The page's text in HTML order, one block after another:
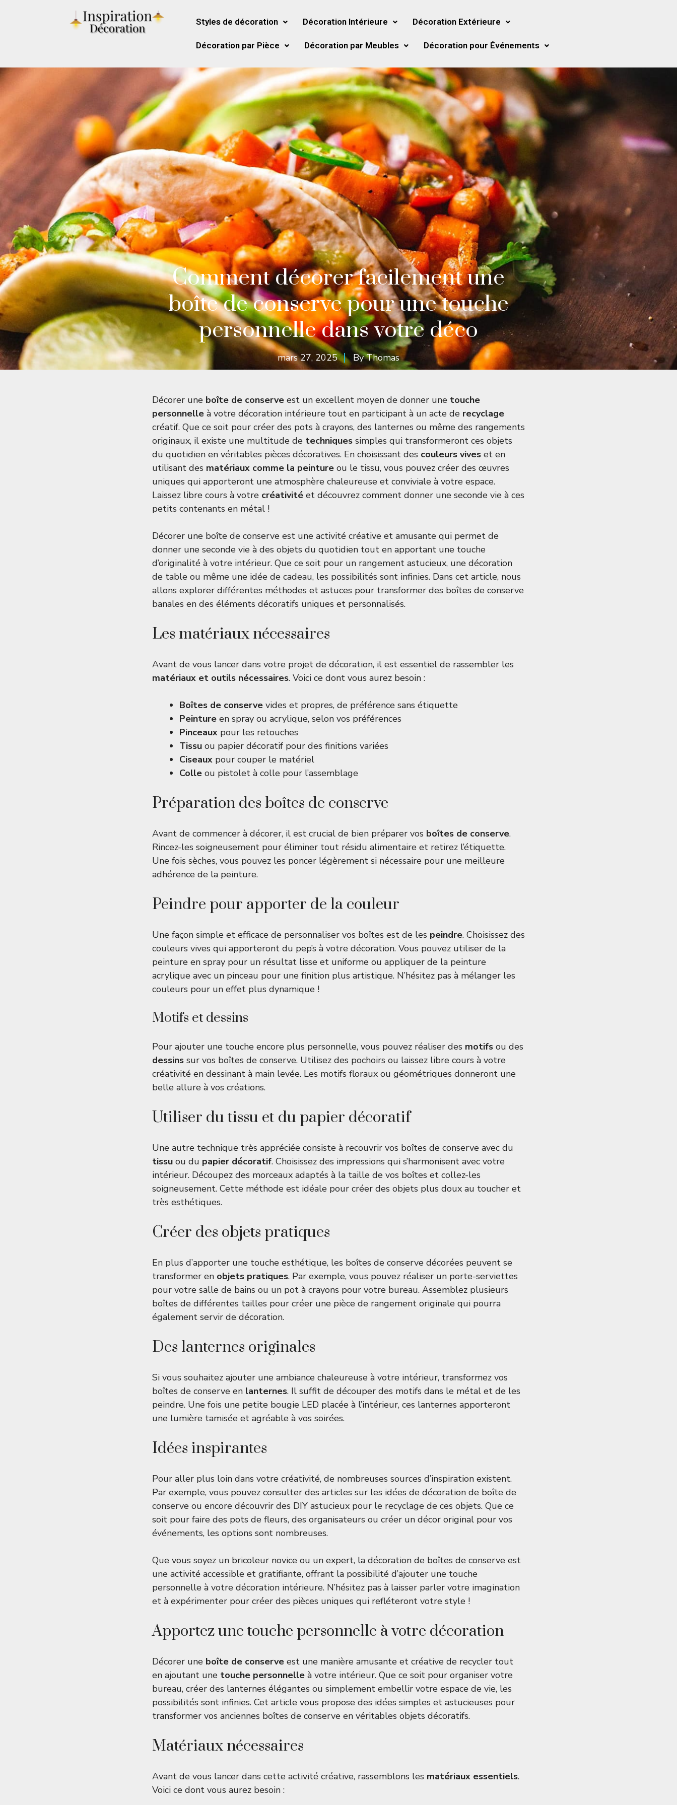
Styles de décoration Décoration Intérieure Décoration Extérieure
Décoration par Pièce Décoration par Meubles Décoration pour Événements
Comment décorer facilement une
boîte de conserve pour une touche
personnelle dans votre déco
mars 27, 2025 ByThomas
Décorer une boîte de conserve est un excellent moyen de donner une touche
personnelle à votre décoration intérieure tout en participant à un acte de recyclage
créatif. Que ce soit pour créer des pots à crayons, des lanternes ou même des rangements
originaux, il existe une multitude de techniques simples qui transformeront ces objets
du quotidien en véritables pièces décoratives. En choisissant des couleurs vives et en
utilisant des matériaux comme la peinture ou le tissu, vous pouvez créer des œuvres
uniques qui apporteront une atmosphère chaleureuse et conviviale à votre espace.
Laissez libre cours à votre créativité et découvrez comment donner une seconde vie à ces
petits contenants en métal !
Décorer une boîte de conserve est une activité créative et amusante qui permet de
donner une seconde vie à des objets du quotidien tout en apportant une touche
d’originalité à votre intérieur. Que ce soit pour un rangement astucieux, une décoration
de table ou même une idée de cadeau, les possibilités sont infinies. Dans cet article, nous
allons explorer différentes méthodes et astuces pour transformer des boîtes de conserve
banales en des éléments décoratifs uniques et personnalisés.
Les matériaux nécessaires
Avant de vous lancer dans votre projet de décoration, il est essentiel de rassembler les
matériaux et outils nécessaires. Voici ce dont vous aurez besoin :
Boîtes de conserve vides et propres, de préférence sans étiquette
Peinture en spray ou acrylique, selon vos préférences
Pinceaux pour les retouches
Tissu ou papier décoratif pour des finitions variées
Ciseaux pour couper le matériel
Colle ou pistolet à colle pour l’assemblage
Préparation des boîtes de conserve
Avant de commencer à décorer, il est crucial de bien préparer vos boîtes de conserve.
Rincez-les soigneusement pour éliminer tout résidu alimentaire et retirez l’étiquette.
Une fois sèches, vous pouvez les poncer légèrement si nécessaire pour une meilleure
adhérence de la peinture.
Peindre pour apporter de la couleur
Une façon simple et efficace de personnaliser vos boîtes est de les peindre. Choisissez des
couleurs vives qui apporteront du pep’s à votre décoration. Vous pouvez utiliser de la
peinture en spray pour un résultat lisse et uniforme ou appliquer de la peinture
acrylique avec un pinceau pour une finition plus artistique. N’hésitez pas à mélanger les
couleurs pour un effet plus dynamique !
Motifs et dessins
Pour ajouter une touche encore plus personnelle, vous pouvez réaliser des motifs ou des
dessins sur vos boîtes de conserve. Utilisez des pochoirs ou laissez libre cours à votre
créativité en dessinant à main levée. Les motifs floraux ou géométriques donneront une
belle allure à vos créations.
Utiliser du tissu et du papier décoratif
Une autre technique très appréciée consiste à recouvrir vos boîtes de conserve avec du
tissu ou du papier décoratif. Choisissez des impressions qui s’harmonisent avec votre
intérieur. Découpez des morceaux adaptés à la taille de vos boîtes et collez-les
soigneusement. Cette méthode est idéale pour créer des objets plus doux au toucher et
très esthétiques.
Créer des objets pratiques
En plus d’apporter une touche esthétique, les boîtes de conserve décorées peuvent se
transformer en objets pratiques. Par exemple, vous pouvez réaliser un porte-serviettes
pour votre salle de bains ou un pot à crayons pour votre bureau. Assemblez plusieurs
boîtes de différentes tailles pour créer une pièce de rangement originale qui pourra
également servir de décoration.
Des lanternes originales
Si vous souhaitez ajouter une ambiance chaleureuse à votre intérieur, transformez vos
boîtes de conserve en lanternes. Il suffit de découper des motifs dans le métal et de les
peindre. Une fois une petite bougie LED placée à l’intérieur, ces lanternes apporteront
une lumière tamisée et agréable à vos soirées.
Idées inspirantes
Pour aller plus loin dans votre créativité, de nombreuses sources d’inspiration existent.
Par exemple, vous pouvez consulter des articles sur les idées de décoration de boîte de
conserve ou encore découvrir des DIY astucieux pour le recyclage de ces objets. Que ce
soit pour faire des pots de fleurs, des organisateurs ou créer un décor original pour vos
événements, les options sont nombreuses.
Que vous soyez un bricoleur novice ou un expert, la décoration de boîtes de conserve est
une activité accessible et gratifiante, offrant la possibilité d’ajouter une touche
personnelle à votre décoration intérieure. N’hésitez pas à laisser parler votre imagination
et à expérimenter pour créer des pièces uniques qui refléteront votre style !
Apportez une touche personnelle à votre décoration
Décorer une boîte de conserve est une manière amusante et créative de recycler tout
en ajoutant une touche personnelle à votre intérieur. Que ce soit pour organiser votre
bureau, créer des lanternes élégantes ou simplement embellir votre espace de vie, les
possibilités sont infinies. Cet article vous propose des idées simples et astucieuses pour
transformer vos anciennes boîtes de conserve en véritables objets décoratifs.
Matériaux nécessaires
Avant de vous lancer dans cette activité créative, rassemblons les matériaux essentiels.
Voici ce dont vous aurez besoin :